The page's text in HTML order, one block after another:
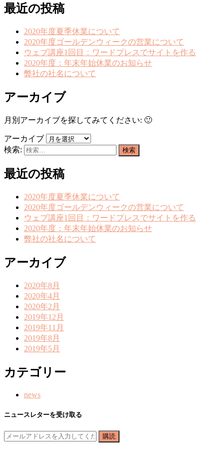
最近の投稿
2020年度夏季休業について
2020年度ゴールデンウィークの営業について
ウェブ講座1回目：ワードプレスでサイトを作る
2020年度：年末年始休業のお知らせ
弊社の社名について
アーカイブ
月別アーカイブを探してみてください: 🙂
アーカイブ
検索:
最近の投稿
2020年度夏季休業について
2020年度ゴールデンウィークの営業について
ウェブ講座1回目：ワードプレスでサイトを作る
2020年度：年末年始休業のお知らせ
弊社の社名について
アーカイブ
2020年8月
2020年4月
2020年2月
2019年12月
2019年11月
2019年8月
2019年5月
カテゴリー
news
ニュースレターを受け取る